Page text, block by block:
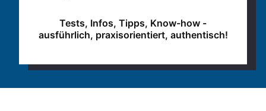
Tests, Infos, Tipps, Know-how -
ausführlich, praxisorientiert, authentisch!